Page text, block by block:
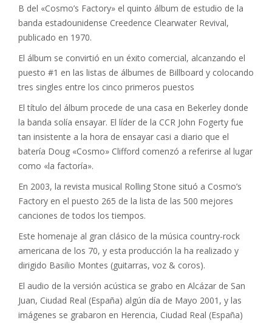
B del «Cosmo’s Factory» el quinto álbum de estudio de la
banda estadounidense Creedence Clearwater Revival,
publicado en 1970.
El álbum se convirtió en un éxito comercial, alcanzando el
puesto #1 en las listas de álbumes de Billboard y colocando
tres singles entre los cinco primeros puestos
El título del álbum procede de una casa en Bekerley donde
la banda solía ensayar. El líder de la CCR John Fogerty fue
tan insistente a la hora de ensayar casi a diario que el
batería Doug «Cosmo» Clifford comenzó a referirse al lugar
como «la factoría».
En 2003, la revista musical Rolling Stone situó a Cosmo’s
Factory en el puesto 265 de la lista de las 500 mejores
canciones de todos los tiempos.
Este homenaje al gran clásico de la música country-rock
americana de los 70, y esta producción la ha realizado y
dirigido Basilio Montes (guitarras, voz & coros).
El audio de la versión acústica se grabo en Alcázar de San
Juan, Ciudad Real (España) algún día de Mayo 2001, y las
imágenes se grabaron en Herencia, Ciudad Real (España)